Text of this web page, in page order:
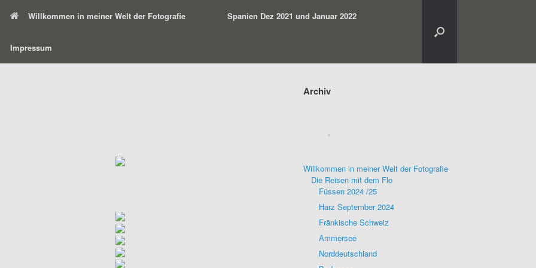
Willkommen in meiner Welt der Fotografie Spanien Dez 2021 und Januar 2022
Impressum
Archiv
Willkommen in meiner Welt der Fotografie
Die Reisen mit dem Flo
Füssen 2024 /25
Harz September 2024
Fränkische Schweiz
Ammersee
Norddeutschland